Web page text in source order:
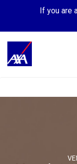
If you are